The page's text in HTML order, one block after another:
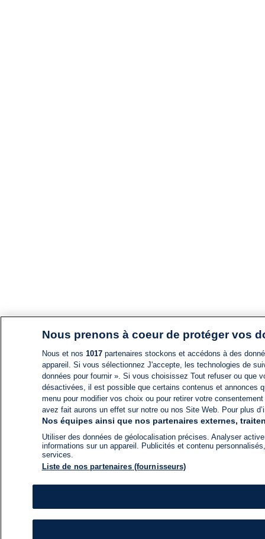
Nous prenons à coeur de protéger vos
Nous et nos 1017partenaires stockons et accédons à des
appareil. Si vous sélectionnez J'accepte, les technologies de
données pour fournir ». Si vous choisissez Tout refuser ou
désactivées, il est possible que certains contenus et annonces
menu pour modifier vos choix ou pour retirer votre
avez fait aurons un effet sur notre ou nos Site Web. Pour plus
Nos équipes ainsi que nos partenaires externes,
Utiliser des données de géolocalisation précises. Analyser
informations sur un appareil. Publicités et contenu
services.
Liste de nos partenaires (fournisseurs)